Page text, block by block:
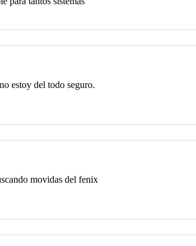
estoy del todo seguro.
movidas del fenix